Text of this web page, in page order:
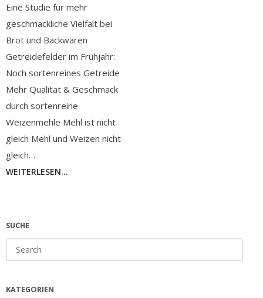
Eine Studie für mehr
geschmackliche Vielfalt bei
Brot und Backwaren
Getreidefelder im Frühjahr:
Noch sortenreines Getreide
Mehr Qualität & Geschmack
durch sortenreine
Weizenmehle Mehl ist nicht
gleich Mehl und Weizen nicht
gleich…
WEITERLESEN...
SUCHE
for:
KATEGORIEN